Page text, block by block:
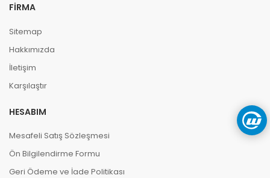
FIRMA
Sitemap
Hakkımızda
İletişim
Karşılaştır
HESABIM
Mesafeli Satış Sözleşmesi
Ön Bilgilendirme Formu
Geri Ödeme ve İade Politikası